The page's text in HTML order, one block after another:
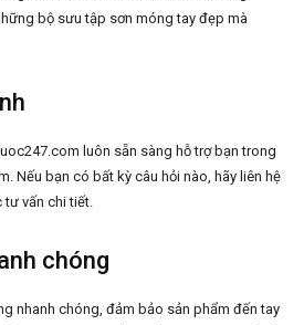
bộ sưu tập sơn móng tay đẹp mà
luôn sẵn sàng hỗ trợ bạn trong
Nếu bạn có bất kỳ câu hỏi nào, hãy liên hệ
tư vấn chi tiết.
chóng
nhanh chóng, đảm bảo sản phẩm đến tay